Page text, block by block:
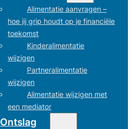
Alimentatie aanvragen –
hoe jij grip houdt op je financiële
toekomst
Kinderalimentatie
wijzigen
Partneralimentatie
wijzigen
Alimentatie wijzigen met
een mediator
Ontslag